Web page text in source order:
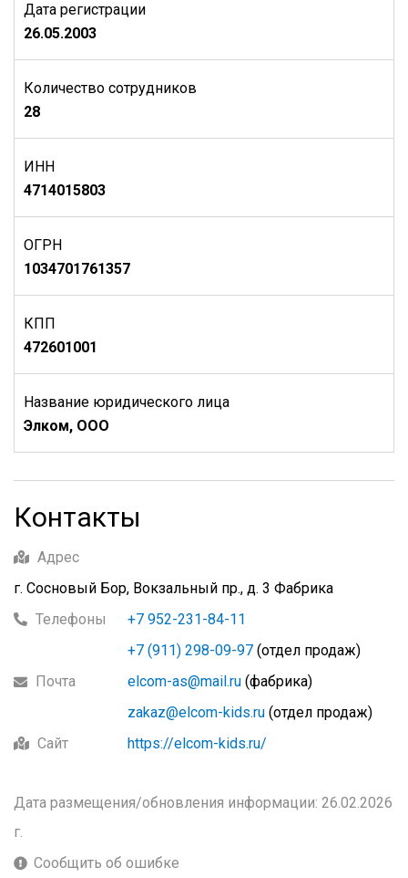
Дата регистрации
26.05.2003
Количество сотрудников
28
ИНН
4714015803
ОГРН
1034701761357
КПП
472601001
Название юридического лица
Элком, ООО
Контакты
Адрес
г. Сосновый Бор, Вокзальный пр., д. 3 Фабрика
Телефоны
+7 952-231-84-11
+7 (911) 298-09-97 (отдел продаж)
Почта
elcom-as@mail.ru (фабрика)
zakaz@elcom-kids.ru (отдел продаж)
Сайт
https://elcom-kids.ru/
Дата размещения/обновления информации: 26.02.2026
г.
Сообщить об ошибке